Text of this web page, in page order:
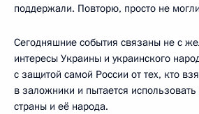
поддержали. Повторю, просто не
Сегодняшние события связаны не с
интересы Украины и украинского
с защитой самой России от тех, кто
в заложники и пытается
страны и её народа.